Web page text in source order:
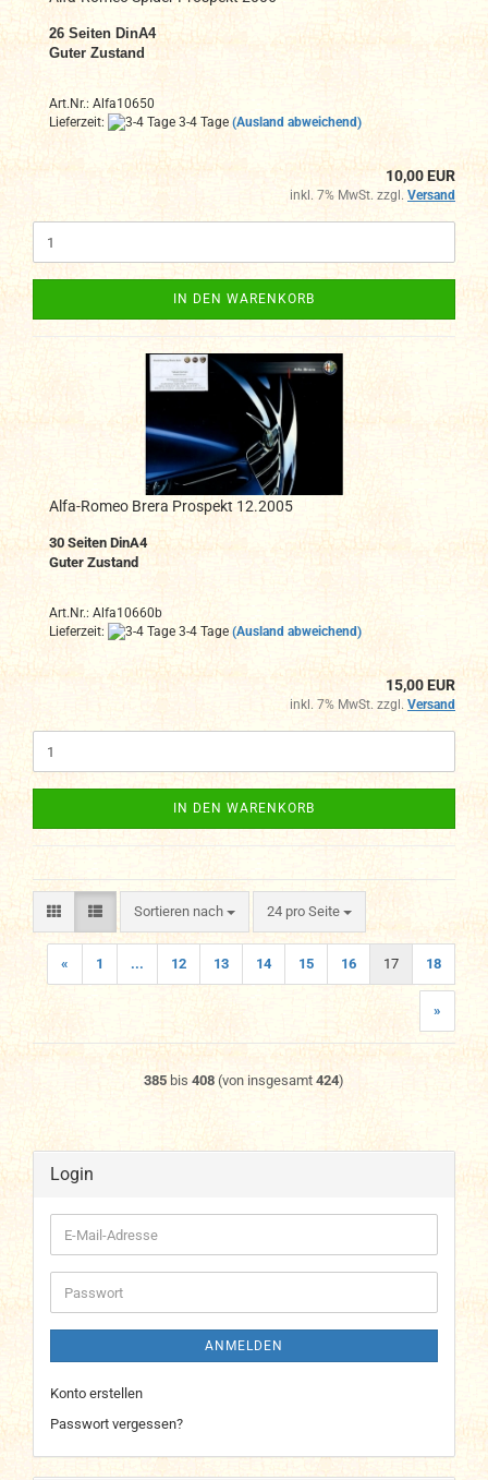
26 Seiten DinA4
Guter Zustand
Art.Nr.: Alfa10650
Lieferzeit:
3-4 Tage (Ausland abweichend)
10,00 EUR
inkl. 7% MwSt. zzgl. Versand
IN DEN WARENKORB
Alfa-Romeo Brera Prospekt 12.2005
30 Seiten DinA4
Guter Zustand
Art.Nr.: Alfa10660b
Lieferzeit:
3-4 Tage (Ausland abweichend)
15,00 EUR
inkl. 7% MwSt. zzgl. Versand
IN DEN WARENKORB
Sortieren nach
Sortieren nach 24 pro Seite
pro Seite
« 1 ... 12 13 14 15 16 17 18
»
385 bis 408 (von insgesamt 424)
Login
E-
Mail-
Adresse
Passwort
ANMELDEN
Konto erstellen
Passwort vergessen?